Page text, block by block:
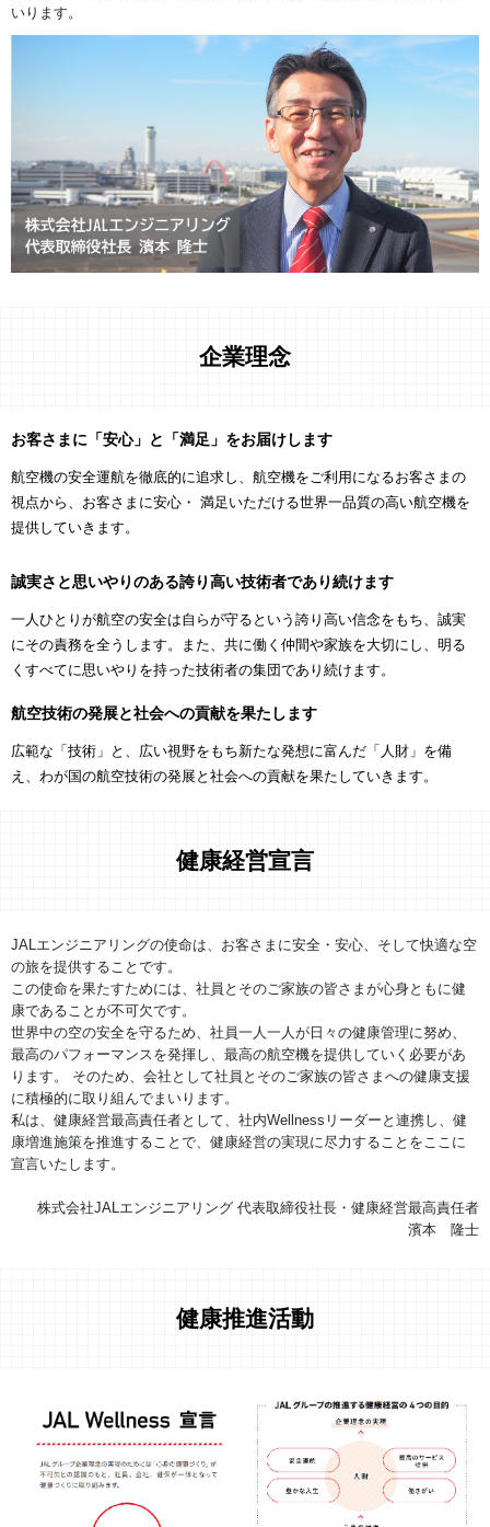
いります。
企業理念
お客さまに「安心」と「満足」をお届けします
航空機の安全運航を徹底的に追求し、航空機をご利用になるお客さまの
視点から、お客さまに安心・ 満足いただける世界一品質の高い航空機を
提供していきます。
誠実さと思いやりのある誇り高い技術者であり続けます
一人ひとりが航空の安全は自らが守るという誇り高い信念をもち、誠実
にその責務を全うします。また、共に働く仲間や家族を大切にし、明る
くすべてに思いやりを持った技術者の集団であり続けます。
航空技術の発展と社会への貢献を果たします
広範な「技術」と、広い視野をもち新たな発想に富んだ「人財」を備
え、わが国の航空技術の発展と社会への貢献を果たしていきます。
健康経営宣言
JALエンジニアリングの使命は、お客さまに安全・安心、そして快適な空
の旅を提供することです。
この使命を果たすためには、社員とそのご家族の皆さまが心身ともに健
康であることが不可欠です。
世界中の空の安全を守るため、社員一人一人が日々の健康管理に努め、
最高のパフォーマンスを発揮し、最高の航空機を提供していく必要があ
ります。 そのため、会社として社員とそのご家族の皆さまへの健康支援
に積極的に取り組んでまいります。
私は、健康経営最高責任者として、社内Wellnessリーダーと連携し、健
康増進施策を推進することで、健康経営の実現に尽力することをここに
宣言いたします。
株式会社JALエンジニアリング 代表取締役社長・健康経営最高責任者
濱本 隆士
健康推進活動